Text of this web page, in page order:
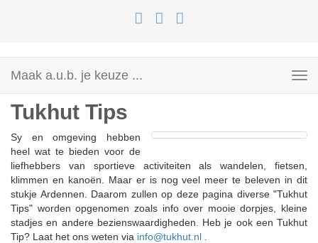
Maak a.u.b. je keuze ...
Tukhut Tips
Sy en omgeving hebben
heel wat te bieden voor de
liefhebbers van sportieve activiteiten als wandelen, fietsen,
klimmen en kanoën. Maar er is nog veel meer te beleven in dit
stukje Ardennen. Daarom zullen op deze pagina diverse "Tukhut
Tips" worden opgenomen zoals info over mooie dorpjes, kleine
stadjes en andere bezienswaardigheden. Heb je ook een Tukhut
Tip? Laat het ons weten via info@tukhut.nl